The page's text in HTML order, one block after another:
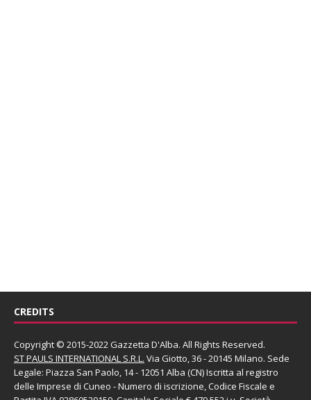
CREDITS
Copyright © 2015-2022 Gazzetta D'Alba. All Rights Reserved.
ST PAULS INTERNATIONAL S.R.L. Via Giotto, 36 - 20145 Milano. Sede
Legale: Piazza San Paolo, 14 - 12051 Alba (CN) Iscritta al registro
delle Imprese di Cuneo - Numero di iscrizione, Codice Fiscale e